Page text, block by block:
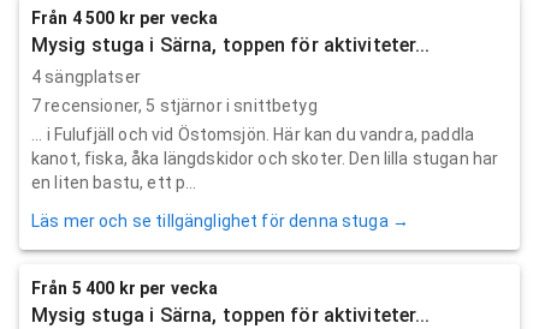
Från 4 500 kr per vecka
Mysig stuga i Särna, toppen för aktiviteter...
4 sängplatser
7recensioner, 5 stjärnor i snittbetyg
... i Fulufjäll och vid Östomsjön. Här kan du vandra, paddla
kanot, fiska, åka längdskidor och skoter. Den lilla stugan har
en liten bastu, ett p...
Läs mer och se tillgänglighet för denna stuga →
Från 5 400 kr per vecka
Mysig stuga i Särna, toppen för aktiviteter...